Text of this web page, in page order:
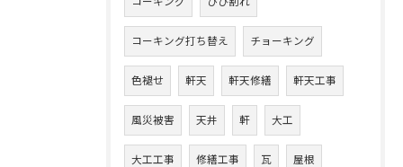
コーキング打ち替え チョーキング
色褪せ 軒天 軒天修繕 軒天工事
風災被害 天井 軒 大工
大工工事 修繕工事 瓦 屋根